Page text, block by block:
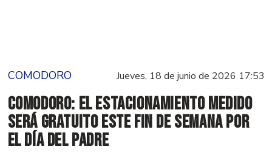
COMODORO Jueves, 18 de junio de 2026 17:53
Comodoro: el Estacionamiento Medido
será gratuito este fin de semana por
el Día del Padre